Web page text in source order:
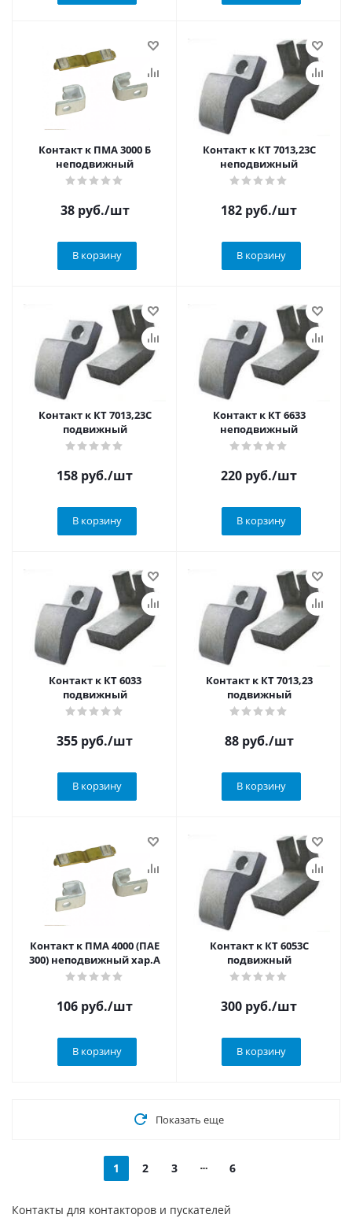
Контакт к ПМА 3000 Б
неподвижный
38руб./шт
В корзину
Контакт к КТ 7013,23С
неподвижный
182 руб./шт
В корзину
Контакт к КТ 7013,23С
подвижный
158 руб./шт
В корзину
Контакт к КТ 6633
неподвижный
220 руб./шт
В корзину
Контакт к КТ 6033
подвижный
355 руб./шт
В корзину
Контакт к КТ 7013,23
подвижный
88руб./шт
В корзину
Контакт к ПМА 4000 (ПАЕ
300) неподвижный хар.А
106 руб./шт
В корзину
Контакт к КТ 6053С
подвижный
300 руб./шт
В корзину
Показать еще
1 2 3 6
Контакты для контакторов и пускателей